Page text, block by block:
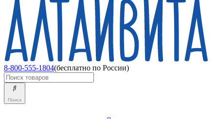
8-800-555-1804(бесплатно по России)
Поиск